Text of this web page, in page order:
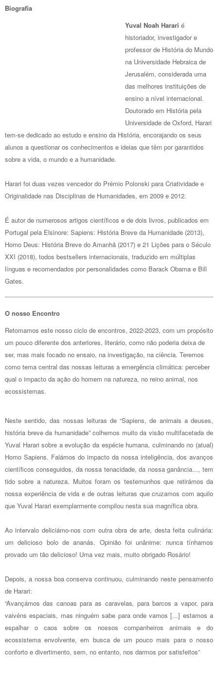
Biografia
Yuval Noah Harari é
historiador, investigador e
professor de História do Mundo
na Universidade Hebraica de
Jerusalém, considerada uma
das melhores instituições de
ensino a nível internacional.
Doutorado em História pela
Universidade de Oxford, Harari
tem-se dedicado ao estudo e ensino da História, encorajando os seus
alunos a questionar os conhecimentos e ideias que têm por garantidos
sobre a vida, o mundo e a humanidade.
Harari foi duas vezes vencedor do Prémio Polonski para Criatividade e
Originalidade nas Disciplinas de Humanidades, em 2009 e 2012.
É autor de numerosos artigos científicos e de dois livros, publicados em
Portugal pela Elsinore: Sapiens: História Breve da Humanidade (2013),
Homo Deus: História Breve do Amanhã (2017) e 21 Lições para o Século
XXI (2018), todos bestsellers internacionais, traduzido em múltiplas
línguas e recomendados por personalidades como Barack Obama e Bill
Gates.
O nosso Encontro
Retomamos este nosso ciclo de encontros, 2022-2023, com um propósito
um pouco diferente dos anteriores, literário, como não poderia deixa de
ser, mas mais focado no ensaio, na investigação, na ciência. Teremos
como tema central das nossas leituras a emergência climática: perceber
qual o impacto da ação do homem na natureza, no reino animal, nos
ecossistemas.
Neste sentido, das nossas leituras de “Sapiens, de animais a deuses,
história breve da humanidade” colhemos muito da visão multifacetada de
Yuval Harari sobre a evolução da espécie humana, culminando no (atual)
Homo Sapiens. Falámos do impacto da nossa inteligência, dos avanços
científicos conseguidos, da nossa tenacidade, da nossa ganância..., tem
tido sobre a natureza. Muitos foram os testemunhos que retirámos da
nossa experiência de vida e de outras leituras que cruzamos com aquilo
que Yuval Harari exemplarmente compilou nesta sua magnífica obra.
Ao intervalo deliciámo-nos com outra obra de arte, desta feita culinária:
um delicioso bolo de ananás. Opinião foi unânime: nunca tínhamos
provado um tão delicioso! Uma vez mais, muito obrigado Rosário!
Depois, a nossa boa conserva continuou, culminando neste pensamento
de Harari:
“Avançámos das canoas para as caravelas, para barcos a vapor, para
vaivéns espaciais, mas ninguém sabe para onde vamos [...] estamos a
espalhar o caos sobre os nossos companheiros animais e do
ecossistema envolvente, em busca de um pouco mais para o nosso
conforto e divertimento, sem, no entanto, nos darmos por satisfeitos”